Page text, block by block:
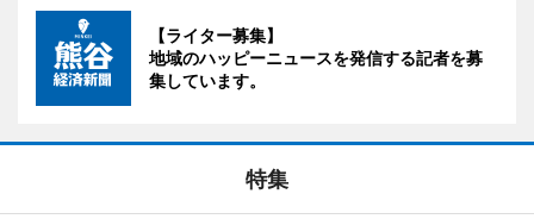
【ライター募集】
地域のハッピーニュースを発信する記者を募
集しています。
特集